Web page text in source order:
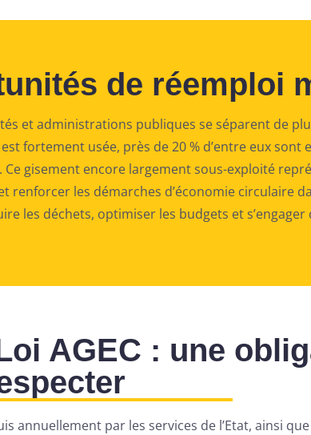
de réemploi
et administrations publiques se séparent de
fortement usée, près de 20 % d’entre eux
gisement encore largement sous-exploité
renforcer les démarches d’économie circulaire
les déchets, optimiser les budgets et
AGEC : une
annuellement par les services de l’Etat, ainsi